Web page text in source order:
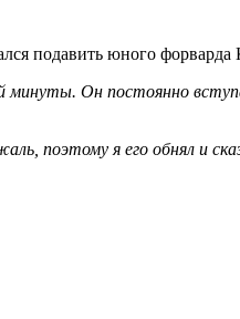
подавить юного
минуты. Он постоянно
поэтому я его обнял и